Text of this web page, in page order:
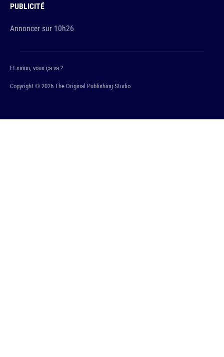
PUBLICITÉ
Annoncer sur 10h26
Copyright © 2026 The Original Publishing Studio
Et sinon, vous ça va ?